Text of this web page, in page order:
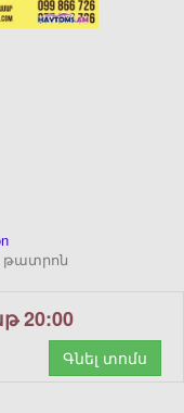
թատրոն
20:00
Գնել տոմս